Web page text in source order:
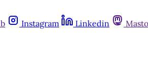
Instagram Linkedin